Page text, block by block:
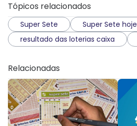
Tópicos relacionados
Super Sete
Super Sete hoje
resultado das loterias caixa
Relacionadas